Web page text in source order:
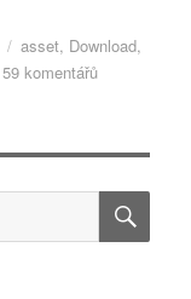
Štítky:
asset, Download,
59 komentářůu
názvem
DLS
Jednoduché